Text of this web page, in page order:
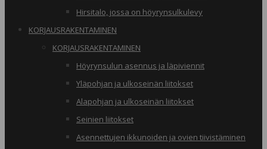
Hirsitalo, jossa on höyrynsulkulevy
KORJAUSRAKENTAMINEN
KORJAUSRAKENTAMINEN
Höyrynsulun asennus ja läpiviennit
Yläpohjan ja ulkoseinän liitokset
Alapohjan ja ulkoseinän liitokset
Seinien liitokset
Asennettujen ikkunoiden ja ovien tiivistäminen